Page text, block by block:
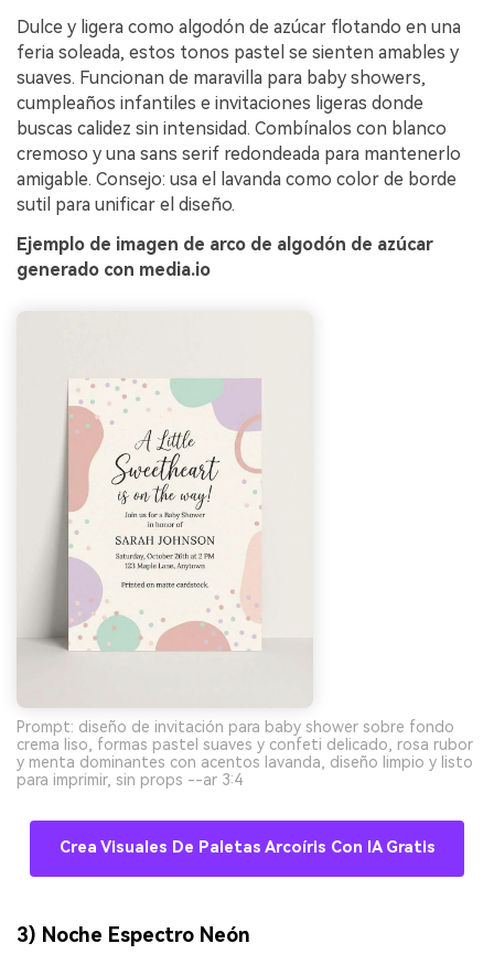
Dulce y ligera como algodón de azúcar flotando en una
feria soleada, estos tonos pastel se sienten amables y
suaves. Funcionan de maravilla para baby showers,
cumpleaños infantiles e invitaciones ligeras donde
buscas calidez sin intensidad. Combínalos con blanco
cremoso y una sans serif redondeada para mantenerlo
amigable. Consejo: usa el lavanda como color de borde
sutil para unificar el diseño.
Ejemplo de imagen de arco de algodón de azúcar
generado con media.io
Prompt: diseño de invitación para baby shower sobre fondo
crema liso, formas pastel suaves y confeti delicado, rosa rubor
y menta dominantes con acentos lavanda, diseño limpio y listo
para imprimir, sin props --ar 3:4
Crea Visuales De Paletas Arcoíris Con IA Gratis
3) Noche Espectro Neón